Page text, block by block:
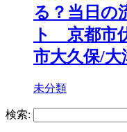
る？当日の
ト 京都市
市大久保/大
未分類
検索: